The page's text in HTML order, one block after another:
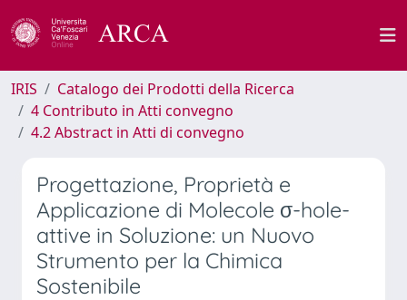
IRIS
Catalogo dei Prodotti della Ricerca
4 Contributo in Atti convegno
4.2 Abstract in Atti di convegno
Progettazione, Proprietà e
Applicazione di Molecole σ-hole-
attive in Soluzione: un Nuovo
Strumento per la Chimica
Sostenibile